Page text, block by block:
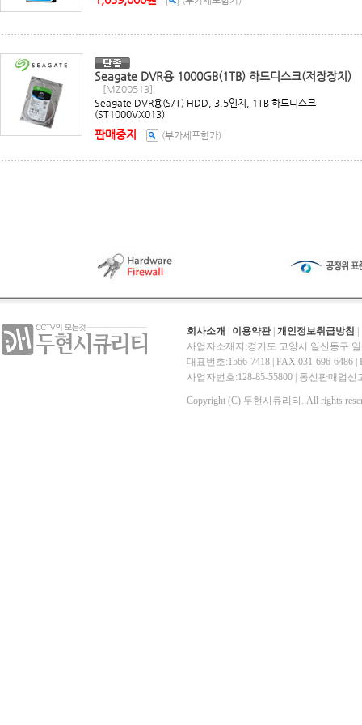
Seagate DVR용 1000GB(1TB) 하드디스크(저장장치)
[MZ00513]
Seagate DVR용(S/T) HDD, 3.5인치, 1TB 하드디스크
(ST1000VX013)
판매중지 (부가세포함가)
회사소개 이용약관| 개인정보취급방침
사업자소재지:경기도 고양시 일산동구
대표번호:1566-7418 | FAX:031-696-6486 |
사업자번호:128-85-55800 | 통신판매업
Copyright (C) 두현시큐리티. All rights